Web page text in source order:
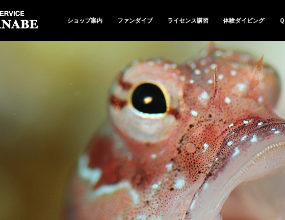
ショップ案内 ファンダイブ ライセンス講習 体験ダイビング